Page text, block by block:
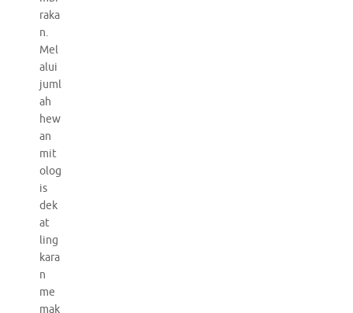
raka
n.
Mel
alui
juml
ah
hew
an
mit
olog
is
dek
at
ling
kara
n
me
mak